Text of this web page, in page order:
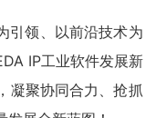
引领、以前沿技术为
IP工业软件发展新
凝聚协同合力、抢抓